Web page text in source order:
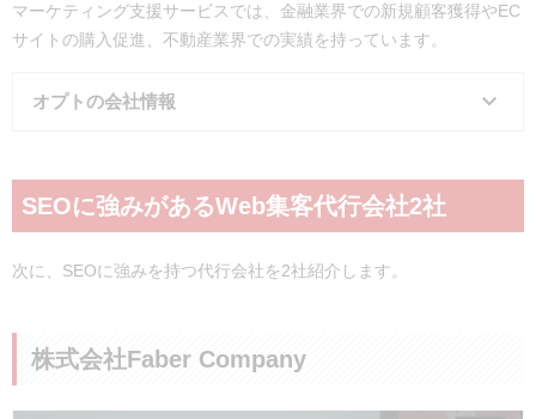
マーケティング支援サービスでは、金融業界での新規顧客獲得やEC
サイトの購入促進、不動産業界での実績を持っています。
オプトの会社情報
会社名 株式会社オプト
所在地
東京本社：東京都千代田区四番町6
東急番町ビル
電話番号 記載なし
SEOに強みがあるWeb集客代行会社2社
次に、SEOに強みを持つ代行会社を2社紹介します。
株式会社Faber Company